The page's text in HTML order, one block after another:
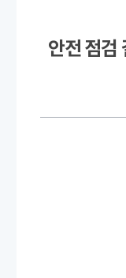
안전 점검